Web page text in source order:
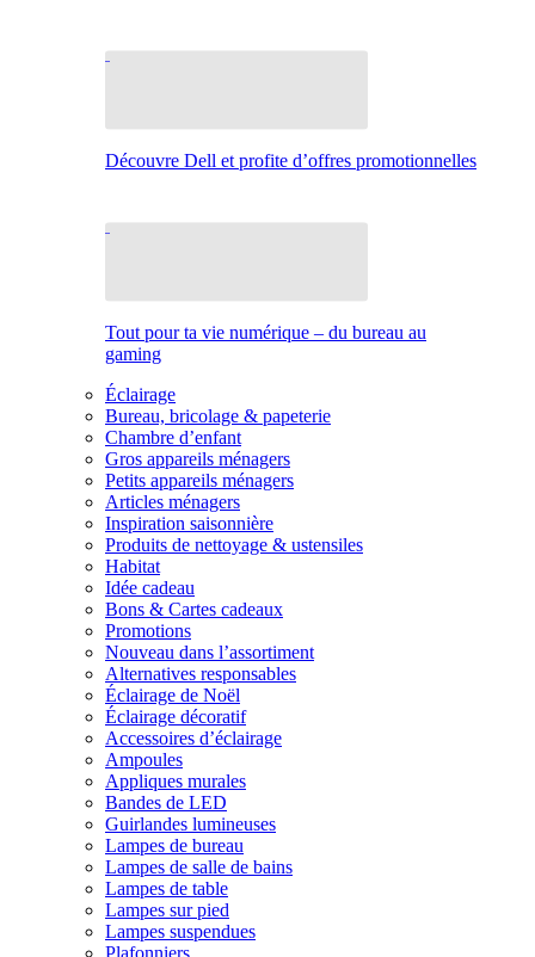
Découvre Dell et profite d’offres promotionnelles
Tout pour ta vie numérique – du bureau au
gaming
Éclairage
Bureau, bricolage & papeterie
Chambre d’enfant
Gros appareils ménagers
Petits appareils ménagers
Articles ménagers
Inspiration saisonnière
Produits de nettoyage & ustensiles
Habitat
Idée cadeau
Bons & Cartes cadeaux
Promotions
Nouveau dans l’assortiment
Alternatives responsables
Éclairage de Noël
Éclairage décoratif
Accessoires d’éclairage
Ampoules
Appliques murales
Bandes de LED
Guirlandes lumineuses
Lampes de bureau
Lampes de salle de bains
Lampes de table
Lampes sur pied
Lampes suspendues
Plafonniers